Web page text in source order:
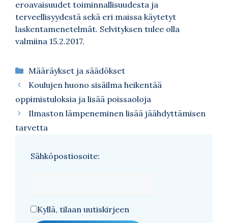
eroavaisuudet toiminnallisuudesta ja
terveellisyydestä sekä eri maissa käytetyt
laskentamenetelmät. Selvityksen tulee olla
valmiina 15.2.2017.
Kategoriat
Määräykset ja säädökset
Koulujen huono sisäilma heikentää
oppimistuloksia ja lisää poissaoloja
Ilmaston lämpeneminen lisää jäähdyttämisen
tarvetta
Sähköpostiosoite:
Kyllä, tilaan uutiskirjeen